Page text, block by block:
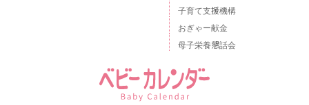
子育て支援機構
おぎゃー献金
母子栄養懇話会